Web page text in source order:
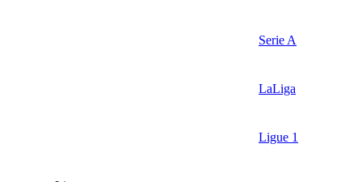
Serie A
LaLiga
Ligue 1